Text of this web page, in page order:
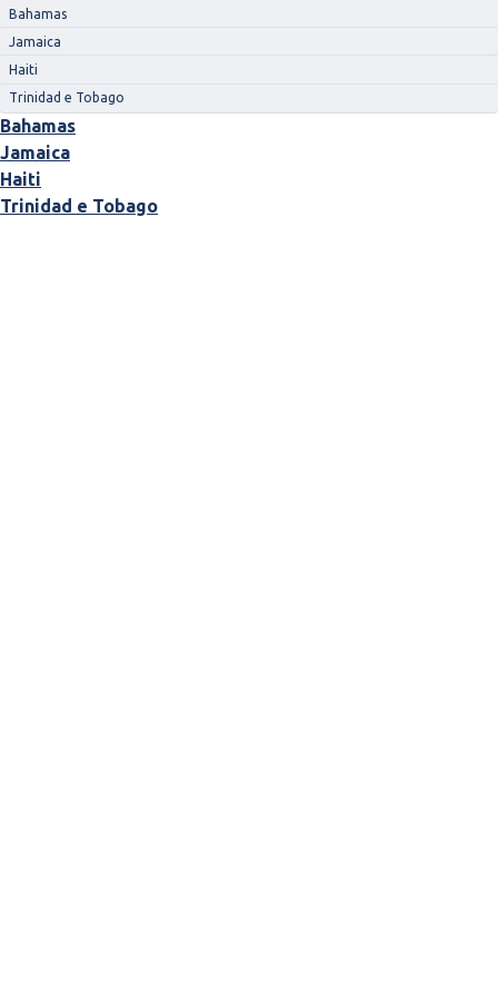
Bahamas
Jamaica
Haiti
Trinidad e Tobago
Bahamas
Jamaica
Haiti
Trinidad e Tobago